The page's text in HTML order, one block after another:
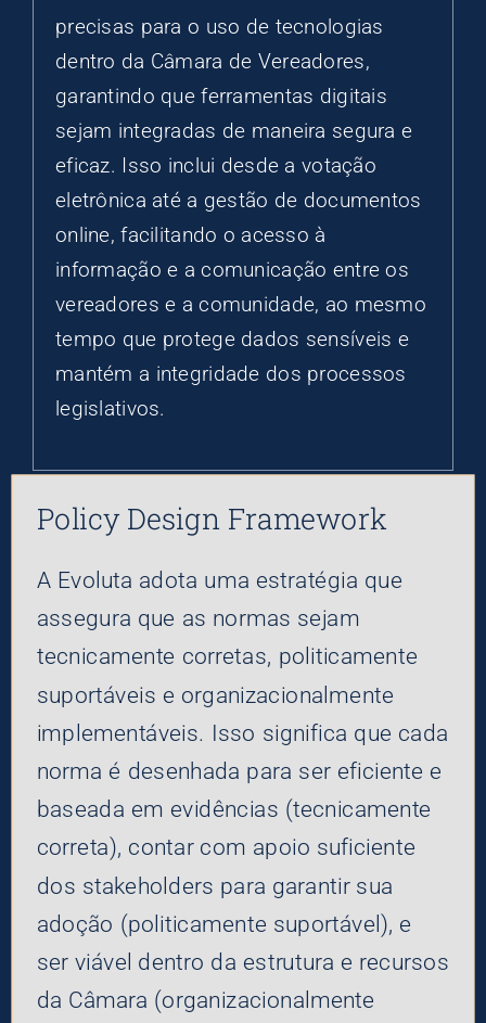
precisas para o uso de tecnologias
dentro da Câmara de Vereadores,
garantindo que ferramentas digitais
sejam integradas de maneira segura e
eficaz. Isso inclui desde a votação
eletrônica até a gestão de documentos
online, facilitando o acesso à
informação e a comunicação entre os
vereadores e a comunidade, ao mesmo
tempo que protege dados sensíveis e
mantém a integridade dos processos
legislativos.
Policy Design Framework
A Evoluta adota uma estratégia que
assegura que as normas sejam
tecnicamente corretas, politicamente
suportáveis e organizacionalmente
implementáveis. Isso significa que cada
norma é desenhada para ser eficiente e
baseada em evidências (tecnicamente
correta), contar com apoio suficiente
dos stakeholders para garantir sua
adoção (politicamente suportável), e
ser viável dentro da estrutura e recursos
da Câmara (organizacionalmente